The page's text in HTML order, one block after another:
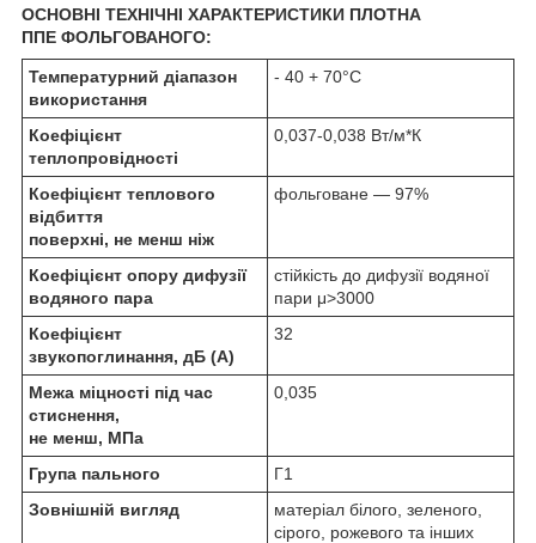
ОСНОВНІ ТЕХНІЧНІ ХАРАКТЕРИСТИКИ ПЛОТНА
ППЕ ФОЛЬГОВАНОГО:
Температурний діапазон
використання
- 40 + 70°С
Коефіцієнт
теплопровідності
0,037-0,038 Вт/м*К
Коефіцієнт теплового
відбиття
поверхні, не менш ніж
фольговане — 97%
Коефіцієнт опору дифузії
водяного пара
стійкість до дифузії водяної
пари μ>3000
Коефіцієнт
звукопоглинання, дБ (А)
32
Межа міцності під час
стиснення,
не менш, МПа
0,035
Група пального
Г1
Зовнішній вигляд
матеріал білого, зеленого,
сірого, рожевого та інших